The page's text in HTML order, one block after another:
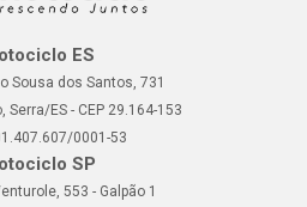
ES
Sousa dos Santos, 731
ES - CEP 29.164-153
0001-53
SP
553 - Galpão 1